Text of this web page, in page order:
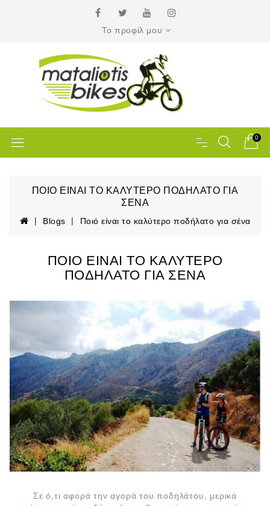
Το προφίλ μου
0
ΠΟΙΌ ΕΊΝΑΙ ΤΟ ΚΑΛΎΤΕΡΟ ΠΟΔΉΛΑΤΟ ΓΙΑ
ΣΈΝΑ
Blogs Ποιό είναι το καλύτερο ποδήλατο για σένα
ΠΟΙΌ ΕΊΝΑΙ ΤΟ ΚΑΛΎΤΕΡΟ
ΠΟΔΉΛΑΤΟ ΓΙΑ ΣΈΝΑ
Σε ό,τι αφορά την αγορά του ποδηλάτου, μερικά